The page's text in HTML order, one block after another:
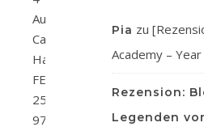
Autor/in:
Callie
HartVerlag:
FESTASeitenanzahl:
256ISBN:
978-
Pia zu
Academy –
Rezension:
Legenden